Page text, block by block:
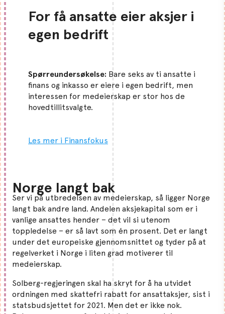
For få ansatte eier aksjer i
egen bedrift
Spørreundersøkelse: Bare seks av ti ansatte i
finans og inkasso er eiere i egen bedrift, men
interessen for medeierskap er stor hos de
hovedtillitsvalgte.
Les mer i Finansfokus
Norge langt bak
Ser vi på utbredelsen av medeierskap, så ligger Norge
langt bak andre land. Andelen aksjekapital som er i
vanlige ansattes hender – det vil si utenom
toppledelse – er så lavt som én prosent. Det er langt
under det europeiske gjennomsnittet og tyder på at
regelverket i Norge i liten grad motiverer til
medeierskap.
Solberg-regjeringen skal ha skryt for å ha utvidet
ordningen med skattefri rabatt for ansattaksjer, sist i
statsbudsjettet for 2021. Men det er ikke nok.